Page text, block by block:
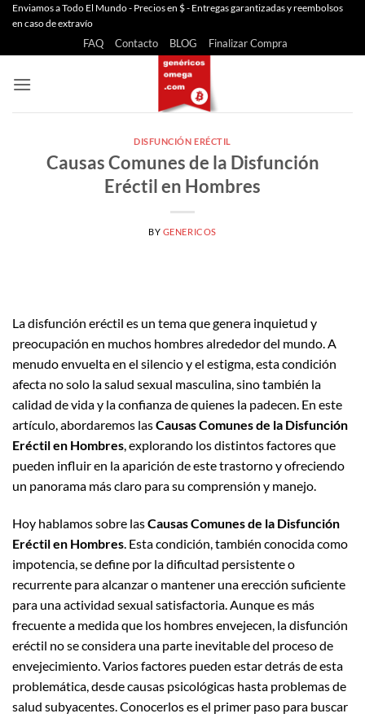
Saltar
Enviamos a Todo El Mundo - Precios en $ - Entregas garantizadas y reembolsos
en caso de extravío
FAQ Contacto BLOG Finalizar Compra
DISFUNCIÓN ERÉCTIL
Causas Comunes de la Disfunción
Eréctil en Hombres
BY GENERICOS
La disfunción eréctil es un tema que genera inquietud y
preocupación en muchos hombres alrededor del mundo. A
menudo envuelta en el silencio y el estigma, esta condición
afecta no solo la salud sexual masculina, sino también la
calidad de vida y la confianza de quienes la padecen. En este
artículo, abordaremos lasCausas Comunes de la Disfunción
Eréctil en Hombres, explorando los distintos factores que
pueden influir en la aparición de este trastorno y ofreciendo
un panorama más claro para su comprensión y manejo.
Hoy hablamos sobre lasCausas Comunes de la Disfunción
Eréctil en Hombres. Esta condición, también conocida como
impotencia, se define por la dificultad persistente o
recurrente para alcanzar o mantener una erección suficiente
para una actividad sexual satisfactoria. Aunque es más
frecuente a medida que los hombres envejecen, la disfunción
eréctil no se considera una parte inevitable del proceso de
envejecimiento. Varios factores pueden estar detrás de esta
problemática, desde causas psicológicas hasta problemas de
salud subyacentes. Conocerlos es el primer paso para buscar